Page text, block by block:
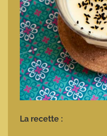
La recette :